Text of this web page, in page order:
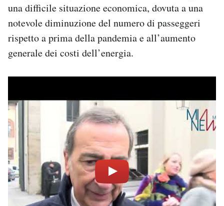
una difficile situazione economica, dovuta a una
notevole diminuzione del numero di passeggeri
rispetto a prima della pandemia e all’aumento
generale dei costi dell’energia.